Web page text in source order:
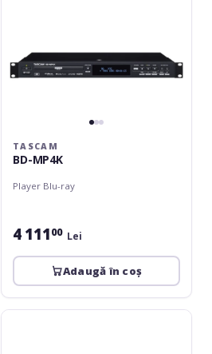
TASCAM
BD-MP4K
Player Blu-ray
4 11100 Lei
Adaugă în coș
Omnitronic